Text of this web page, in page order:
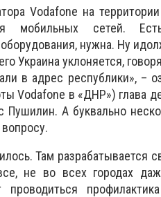
Vodafone на
мобильных сетей.
нужна. Ну
Украина уклоняется,
в адрес республики», –
Vodafone в «ДНР») глава
А буквально
Там разрабатывается
не во всех городах
проводиться